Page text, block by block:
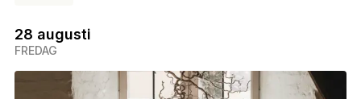
28 augusti
FREDAG